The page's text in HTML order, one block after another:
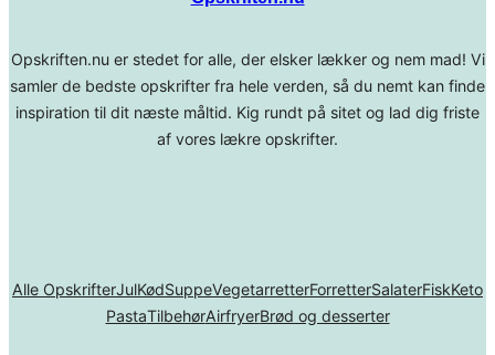
Opskriften.nu er stedet for alle, der elsker lækker og nem mad! Vi
samler de bedste opskrifter fra hele verden, så du nemt kan finde
inspiration til dit næste måltid. Kig rundt på sitet og lad dig friste
af vores lækre opskrifter.
Alle OpskrifterJulKødSuppeVegetarretterForretterSalaterFiskKeto
PastaTilbehørAirfryerBrød og desserter